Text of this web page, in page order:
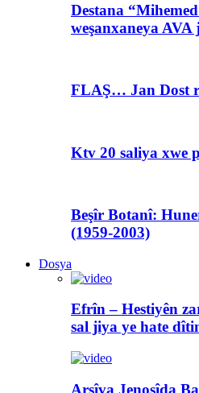
Destana
weşanxaneya
FLAŞ… Jan Dost
Ktv 20 saliya xwe
Beşîr Botanî:
(1959-2003)
Dosya
Efrîn – Hestiyên
sal jiya ye hate
Arşîva Jenosîda